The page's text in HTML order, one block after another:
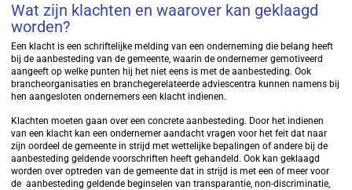
Wat zijn klachten en waarover kan geklaagd
worden?
Een klacht is een schriftelijke melding van een onderneming die belang heeft
bij de aanbesteding van de gemeente, waarin de ondernemer gemotiveerd
aangeeft op welke punten hij het niet eens is met de aanbesteding. Ook
brancheorganisaties en branchegerelateerde adviescentra kunnen namens bij
hen aangesloten ondernemers een klacht indienen.
Klachten moeten gaan over een concrete aanbesteding. Door het indienen
van een klacht kan een ondernemer aandacht vragen voor het feit dat naar
zijn oordeel de gemeente in strijd met wettelijke bepalingen of andere bij de
aanbesteding geldende voorschriften heeft gehandeld. Ook kan geklaagd
worden over optreden van de gemeente dat in strijd is met een of meer voor
de aanbesteding geldende beginselen van transparantie, non-discriminatie,